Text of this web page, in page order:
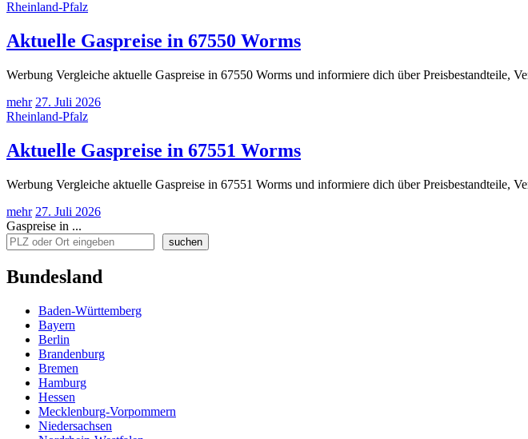
Rheinland-Pfalz
Aktuelle Gaspreise in 67550 Worms
Werbung Vergleiche aktuelle Gaspreise in 67550 Worms und informiere dich über
mehr 27. Juli 2026
Rheinland-Pfalz
Aktuelle Gaspreise in 67551 Worms
Werbung Vergleiche aktuelle Gaspreise in 67551 Worms und informiere dich über
mehr 27. Juli 2026
Gaspreise in ...
suchen
Bundesland
Baden-Württemberg
Bayern
Berlin
Brandenburg
Bremen
Hamburg
Hessen
Mecklenburg-Vorpommern
Niedersachsen